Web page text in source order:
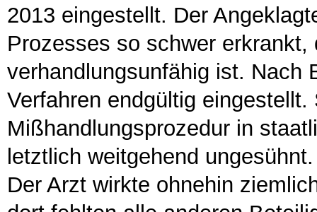
2013 eingestellt. Der
Prozesses so schwer
verhandlungsunfähig ist. Nach
Verfahren endgültig
Mißhandlungsprozedur in
letztlich weitgehend ungesühnt.
Der Arzt wirkte ohnehin